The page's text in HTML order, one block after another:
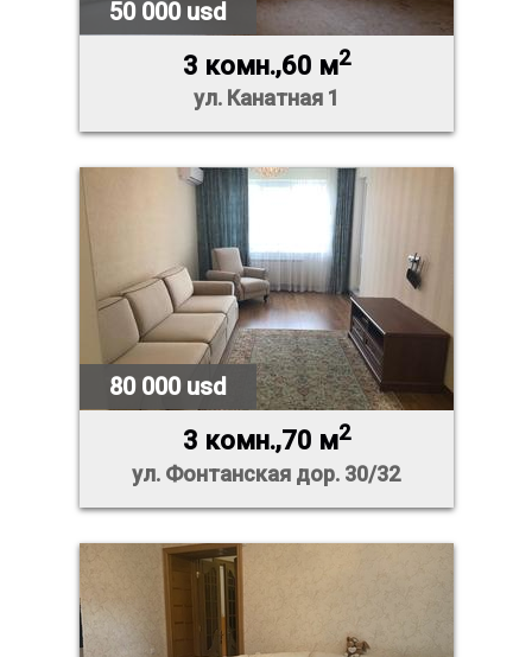
50 000 usd
3 комн.,60 м2
ул. Канатная 1
80 000 usd
3 комн.,70 м2
ул. Фонтанская дор. 30/32